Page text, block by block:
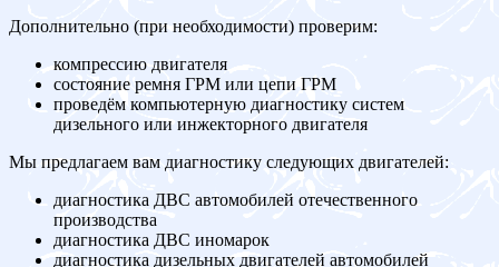
Дополнительно (при необходимости) проверим:
компрессию двигателя
состояние ремня ГРМ или цепи ГРМ
проведём компьютерную диагностику систем
дизельного или инжекторного двигателя
Мы предлагаем вам диагностику следующих двигателей:
диагностика ДВС автомобилей отечественного
производства
диагностика ДВС иномарок
диагностика дизельных двигателей автомобилей